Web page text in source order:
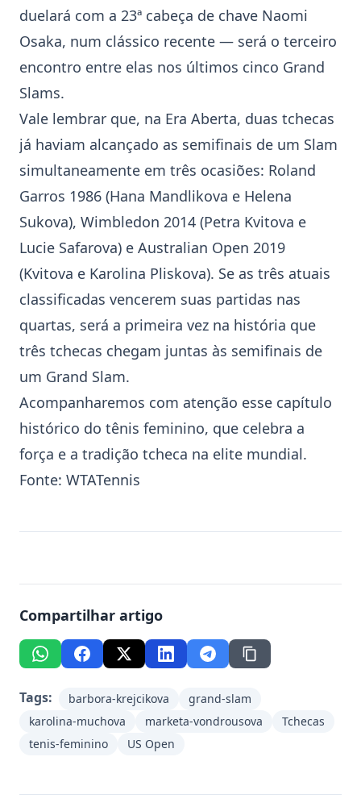
duelará com a 23ª cabeça de chave Naomi
Osaka, num clássico recente — será o terceiro
encontro entre elas nos últimos cinco Grand
Slams.
Vale lembrar que, na Era Aberta, duas tchecas
já haviam alcançado as semifinais de um Slam
simultaneamente em três ocasiões: Roland
Garros 1986 (Hana Mandlikova e Helena
Sukova), Wimbledon 2014 (Petra Kvitova e
Lucie Safarova) e Australian Open 2019
(Kvitova e Karolina Pliskova). Se as três atuais
classificadas vencerem suas partidas nas
quartas, será a primeira vez na história que
três tchecas chegam juntas às semifinais de
um Grand Slam.
Acompanharemos com atenção esse capítulo
histórico do tênis feminino, que celebra a
força e a tradição tcheca na elite mundial.
Fonte: WTATennis
Compartilhar artigo
Tags: barbora-krejcikova
grand-slam
karolina-muchova
marketa-vondrousova
Tchecas
tenis-feminino
US Open